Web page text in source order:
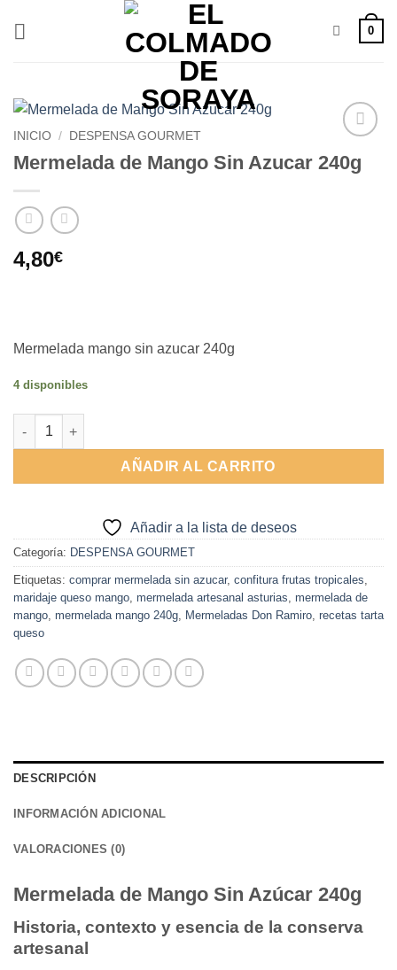
0
Añadir
a la
INICIO / DESPENSA GOURMET
Mermelada de Mango Sin Azucar 240g
4,80€
Mermelada mango sin azucar 240g
4 disponibles
Mermelada de Mango Sin Azucar 240g cantidad
AÑADIR AL CARRITO
Alternative:
Añadir a la lista de deseos
Categoría: DESPENSA GOURMET
Etiquetas: comprar mermelada sin azucar, confitura frutas tropicales,
maridaje queso mango, mermelada artesanal asturias, mermelada de
mango, mermelada mango 240g, Mermeladas Don Ramiro, recetas tarta
queso
DESCRIPCIÓN
INFORMACIÓN ADICIONAL
VALORACIONES (0)
Mermelada de Mango Sin Azúcar 240g
Historia, contexto y esencia de la conserva
artesanal